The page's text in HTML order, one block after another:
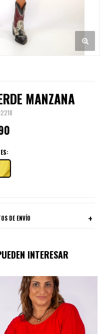
MANZANA
DE ENVÍO
INTERESAR